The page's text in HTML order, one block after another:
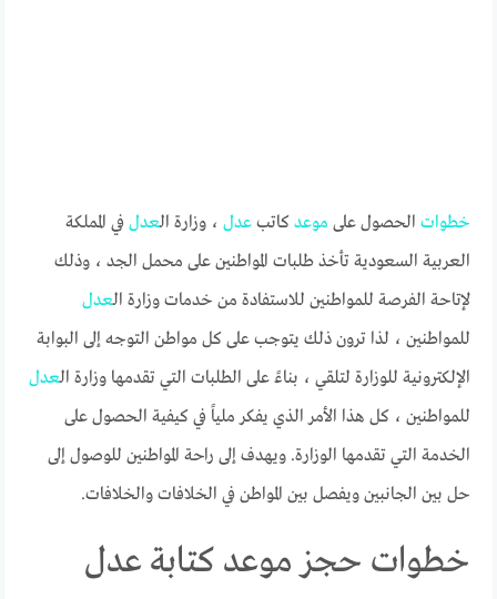
خطوات الحصول على موعد كاتبعدل ، وزارة العدل في المملكة
العربية السعودية تأخذ طلبات المواطنين على محمل الجد ، وذلك
لإتاحة الفرصة للمواطنين للاستفادة من خدمات وزارة العدل
للمواطنين ، لذا ترون ذلك يتوجب على كل مواطن التوجه إلى البوابة
الإلكترونية للوزارة لتلقي ، بناءً على الطلبات التي تقدمها وزارة العدل
للمواطنين ، كل هذا الأمر الذي يفكر ملياً في كيفية الحصول على
الخدمة التي تقدمها الوزارة. ويهدف إلى راحة المواطنين للوصول إلى
حل بين الجانبين ويفصل بين المواطن في الخلافات والخلافات.
خطوات حجز موعد كتابة عدل